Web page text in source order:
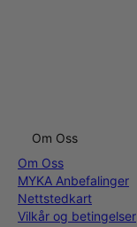
Om Oss
Om Oss
MYKA Anbefalinger
Nettstedkart
Vilkår og betingelser